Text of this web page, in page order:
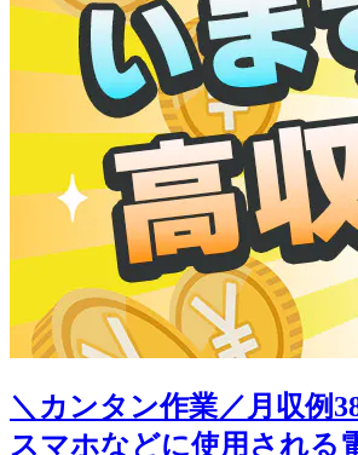
＼カンタン作業／月収例
スマホなどに使用される